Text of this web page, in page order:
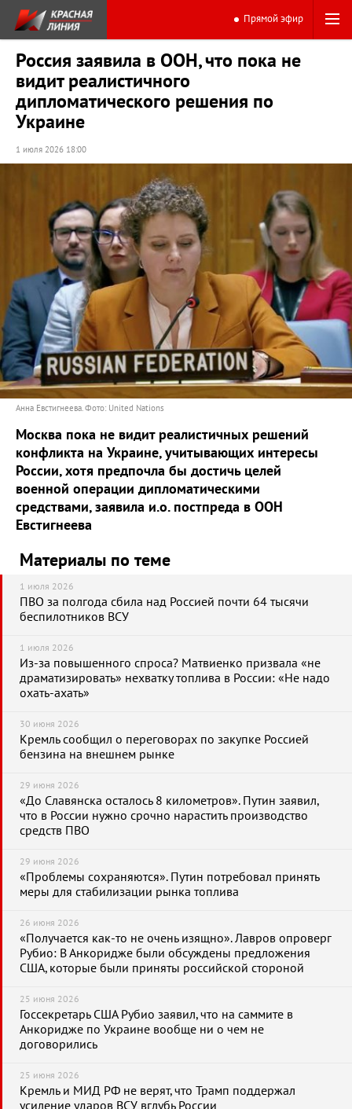
Прямой эфир
Россия заявила в ООН, что пока не
видит реалистичного
дипломатического решения по
Украине
1 июля 2026 18:00
Анна Евстигнеева. Фото: United Nations
Москва пока не видит реалистичных решений
конфликта на Украине, учитывающих интересы
России, хотя предпочла бы достичь целей
военной операции дипломатическими
средствами, заявила и.о. постпреда в ООН
Евстигнеева
Материалы по теме
1 июля 2026
ПВО за полгода сбила над Россией почти 64 тысячи
беспилотников ВСУ
1 июля 2026
Из-за повышенного спроса? Матвиенко призвала «не
драматизировать» нехватку топлива в России: «Не надо
охать-ахать»
30 июня 2026
Кремль сообщил о переговорах по закупке Россией
бензина на внешнем рынке
29 июня 2026
«До Славянска осталось 8 километров». Путин заявил,
что в России нужно срочно нарастить производство
средств ПВО
29 июня 2026
«Проблемы сохраняются». Путин потребовал принять
меры для стабилизации рынка топлива
26 июня 2026
«Получается как-то не очень изящно». Лавров опроверг
Рубио: В Анкоридже были обсуждены предложения
США, которые были приняты российской стороной
25 июня 2026
Госсекретарь США Рубио заявил, что на саммите в
Анкоридже по Украине вообще ни о чем не
договорились
25 июня 2026
Кремль и МИД РФ не верят, что Трамп поддержал
усиление ударов ВСУ вглубь России